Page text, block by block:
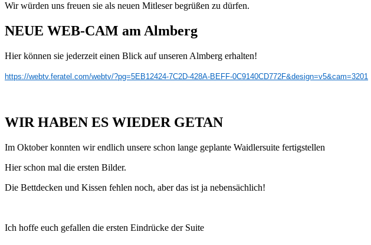
Wir würden uns freuen sie als neuen Mitleser begrüßen zu dürfen.
NEUE WEB-CAM am Almberg
Hier können sie jederzeit einen Blick auf unseren Almberg erhalten!
https://webtv.feratel.com/webtv/?pg=5EB12424-7C2D-428A-BEFF-0C9140CD772F&design=v5&cam=3201
WIR HABEN ES WIEDER GETAN
Im Oktober konnten wir endlich unsere schon lange geplante Waidlersuite fertigstellen
Hier schon mal die ersten Bilder.
Die Bettdecken und Kissen fehlen noch, aber das ist ja nebensächlich!
Ich hoffe euch gefallen die ersten Eindrücke der Suite